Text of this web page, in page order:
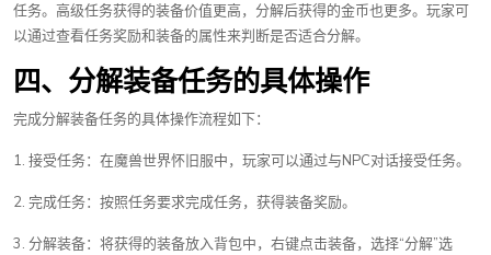
任务。高级任务获得的装备价值更高，分解后获得的金币也更多。玩家可
以通过查看任务奖励和装备的属性来判断是否适合分解。
四、分解装备任务的具体操作
完成分解装备任务的具体操作流程如下：
1. 接受任务：在魔兽世界怀旧服中，玩家可以通过与NPC对话接受任务。
2. 完成任务：按照任务要求完成任务，获得装备奖励。
3. 分解装备：将获得的装备放入背包中，右键点击装备，选择“分解”选